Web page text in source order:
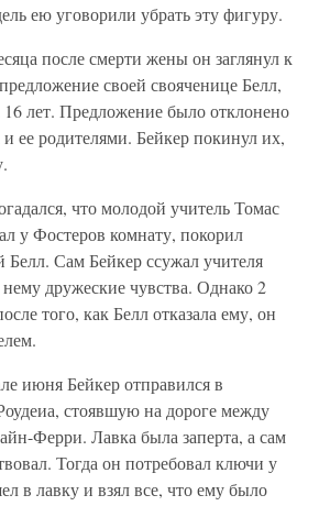
ею уговорили убрать эту фигуру.
после смерти жены он заглянул к
своей свояченице Белл,
16 лет. Предложение было отклонено
ее родителями. Бейкер покинул их,
что молодой учитель Томас
у Фостеров комнату, покорил
Белл. Сам Бейкер ссужал учителя
дружеские чувства. Однако 2
того, как Белл отказала ему, он
июня Бейкер отправился в
стоявшую на дороге между
Ферри. Лавка была заперта, а сам
Тогда он потребовал ключи у
в лавку и взял все, что ему было